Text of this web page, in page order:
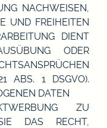
NACHWEISEN,
UND FREIHEITEN
DIENT
ODER
ABS. 1 DSGVO).
DATEN
ZU
DAS RECHT,